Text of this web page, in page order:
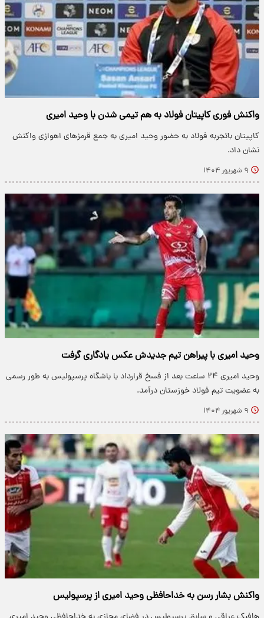
واکنش فوری کاپیتان فولاد به هم تیمی شدن با وحید امیری
کاپیتان باتجربه فولاد به حضور وحید امیری به جمع قرمز‌های اهوازی واکنش
نشان داد.
۹ شهریور ۱۴۰۴
وحید امیری با پیراهن تیم جدیدش عکس یادگاری گرفت
وحید امیری ۲۴ ساعت بعد از فسخ قرارداد با باشگاه پرسپولیس به طور رسمی
به عضویت تیم فولاد خوزستان درآمد.
۹ شهریور ۱۴۰۴
واکنش بشار رسن به خداحافظی وحید امیری از پرسپولیس